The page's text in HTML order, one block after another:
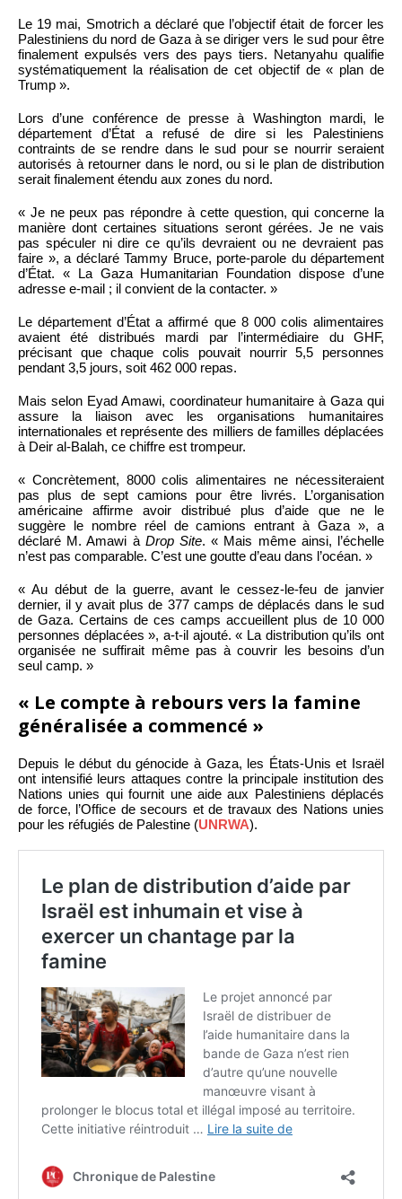
Le 19 mai, Smotrich a déclaré que l’objectif était de forcer les
Palestiniens du nord de Gaza à se diriger vers le sud pour être
finalement expulsés vers des pays tiers. Netanyahu qualifie
systématiquement la réalisation de cet objectif de « plan de
Trump ».
Lors d’une conférence de presse à Washington mardi, le
département d’État a refusé de dire si les Palestiniens
contraints de se rendre dans le sud pour se nourrir seraient
autorisés à retourner dans le nord, ou si le plan de distribution
serait finalement étendu aux zones du nord.
« Je ne peux pas répondre à cette question, qui concerne la
manière dont certaines situations seront gérées. Je ne vais
pas spéculer ni dire ce qu’ils devraient ou ne devraient pas
faire », a déclaré Tammy Bruce, porte-parole du département
d’État. « La Gaza Humanitarian Foundation dispose d’une
adresse e-mail ; il convient de la contacter. »
Le département d’État a affirmé que 8 000 colis alimentaires
avaient été distribués mardi par l’intermédiaire du GHF,
précisant que chaque colis pouvait nourrir 5,5 personnes
pendant 3,5 jours, soit 462 000 repas.
Mais selon Eyad Amawi, coordinateur humanitaire à Gaza qui
assure la liaison avec les organisations humanitaires
internationales et représente des milliers de familles déplacées
à Deir al-Balah, ce chiffre est trompeur.
« Concrètement, 8000 colis alimentaires ne nécessiteraient
pas plus de sept camions pour être livrés. L’organisation
américaine affirme avoir distribué plus d’aide que ne le
suggère le nombre réel de camions entrant à Gaza », a
déclaré M. Amawi à Drop Site. « Mais même ainsi, l’échelle
n’est pas comparable. C’est une goutte d’eau dans l’océan. »
« Au début de la guerre, avant le cessez-le-feu de janvier
dernier, il y avait plus de 377 camps de déplacés dans le sud
de Gaza. Certains de ces camps accueillent plus de 10 000
personnes déplacées », a-t-il ajouté. « La distribution qu’ils ont
organisée ne suffirait même pas à couvrir les besoins d’un
seul camp. »
« Le compte à rebours vers la famine
généralisée a commencé »
Depuis le début du génocide à Gaza, les États-Unis et Israël
ont intensifié leurs attaques contre la principale institution des
Nations unies qui fournit une aide aux Palestiniens déplacés
de force, l’Office de secours et de travaux des Nations unies
pour les réfugiés de Palestine (UNRWA).